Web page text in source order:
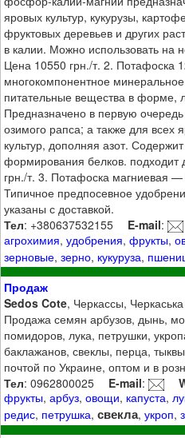
яровых культур, кукурузы,
фруктовых деревьев и других
в калии. Можно использовать на
Цена 10550 грн./т. 2. Потафоска
многокомпонентное
питательные вещества в форме,
Предназначено в первую
озимого рапса; а также для всех
культур, дополняя азот.
формирования белков. подходит
грн./т. 3. Потафоска магниевая
Типичное предпосевное
указаны с доставкой.
Тел: +380637532155 E-mail:
агрохимия,удобрения,фрукты,
зерновые,зерно, кукуруза,
Продаж
Sedos Cote, Черкассы,
Продажа семян арбузов, дынь,
помидоров, лука, петрушки,
баклажанов, свеклы, перца,
почтой по Украине, оптом и в
Тел: 0962800025 E-mail:
фрукты,арбуз,овощи, капуста,
редис, петрушка,свекла,укроп,